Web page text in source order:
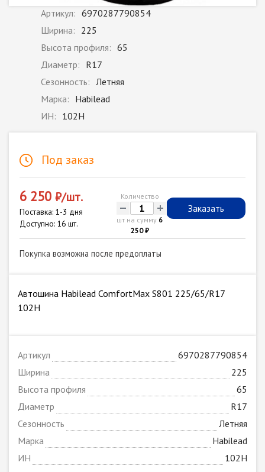
Артикул: 6970287790854
Ширина: 225
Высота профиля: 65
Диаметр: R17
Сезонность: Летняя
Марка: Habilead
ИН: 102H
Под заказ
6 250 ₽/шт.
Поставка: 1-3 дня
Доступно: 16 шт.
Количество
- +
шт на сумму 6
250 ₽
Заказать
Покупка возможна после предоплаты
Автошина Habilead ComfortMax S801 225/65/R17
102H
Артикул
6970287790854
Ширина
225
Высота профиля
65
Диаметр
R17
Сезонность
Летняя
Марка
Habilead
ИН
102H